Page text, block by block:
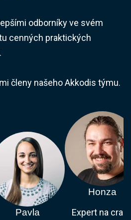
odborníky ve svém
cenných praktických
členy našeho Akkodis týmu.
Pavla
Honza
Expert na